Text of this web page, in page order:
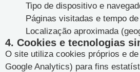
Tipo de dispositivo e
Páginas visitadas e tempo
Localização aproximada
4. Cookies e tecnologias
O site utiliza cookies próprios e
Google Analytics) para fins